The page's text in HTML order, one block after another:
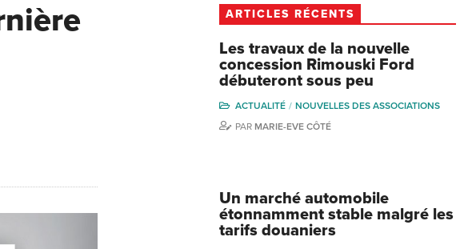
ARTICLES RÉCENTS
Les travaux de la nouvelle
concession Rimouski Ford
débuteront sous peu
ACTUALITÉ
NOUVELLES DES ASSOCIATIONS
PAR MARIE-EVE CÔTÉ
Un marché automobile
étonnamment stable malgré les
tarifs douaniers